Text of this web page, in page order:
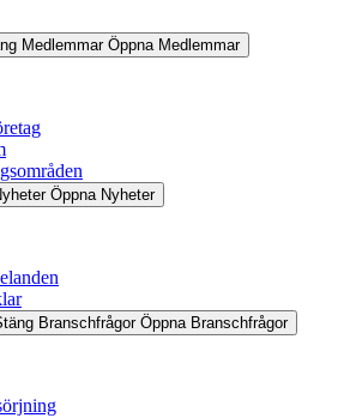
Medlemmar Öppna Medlemmar
Öppna Nyheter
Branschfrågor Öppna Branschfrågor